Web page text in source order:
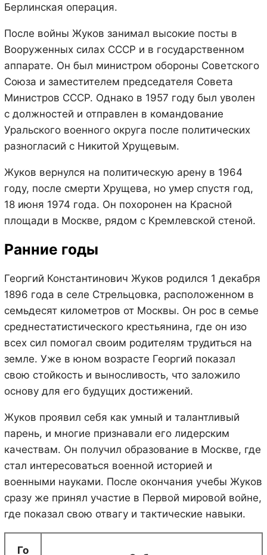
Берлинская операция.
После войны Жуков занимал высокие посты в
Вооруженных силах СССР и в государственном
аппарате. Он был министром обороны Советского
Союза и заместителем председателя Совета
Министров СССР. Однако в 1957 году был уволен
с должностей и отправлен в командование
Уральского военного округа после политических
разногласий с Никитой Хрущевым.
Жуков вернулся на политическую арену в 1964
году, после смерти Хрущева, но умер спустя год,
18 июня 1974 года. Он похоронен на Красной
площади в Москве, рядом с Кремлевской стеной.
Ранние годы
Георгий Константинович Жуков родился 1 декабря
1896 года в селе Стрельцовка, расположенном в
семьдесят километров от Москвы. Он рос в семье
среднестатистического крестьянина, где он изо
всех сил помогал своим родителям трудиться на
земле. Уже в юном возрасте Георгий показал
свою стойкость и выносливость, что заложило
основу для его будущих достижений.
Жуков проявил себя как умный и талантливый
парень, и многие признавали его лидерским
качествам. Он получил образование в Москве, где
стал интересоваться военной историей и
военными науками. После окончания учебы Жуков
сразу же принял участие в Первой мировой войне,
где показал свою отвагу и тактические навыки.
Го